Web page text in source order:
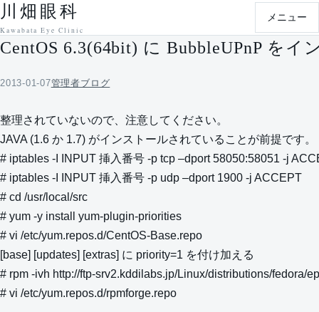
本文へ移動
川畑眼科
Kawabata Eye Clinic
メニュー
CentOS 6.3(64bit) に BubbleUPnP を
2013-01-07管理者ブログ
整理されていないので、注意してください。
JAVA (1.6 か 1.7) がインストールされていることが前提です。
# iptables -I INPUT 挿入番号 -p tcp –dport 58050:58051 -j
# iptables -I INPUT 挿入番号 -p udp –dport 1900 -j ACCEPT
# cd /usr/local/src
# yum -y install yum-plugin-priorities
# vi /etc/yum.repos.d/CentOS-Base.repo
[base] [updates] [extras] に priority=1 を付け加える
# rpm -ivh http://ftp-srv2.kddilabs.jp/Linux/distributions/fedora/
# vi /etc/yum.repos.d/rpmforge.repo